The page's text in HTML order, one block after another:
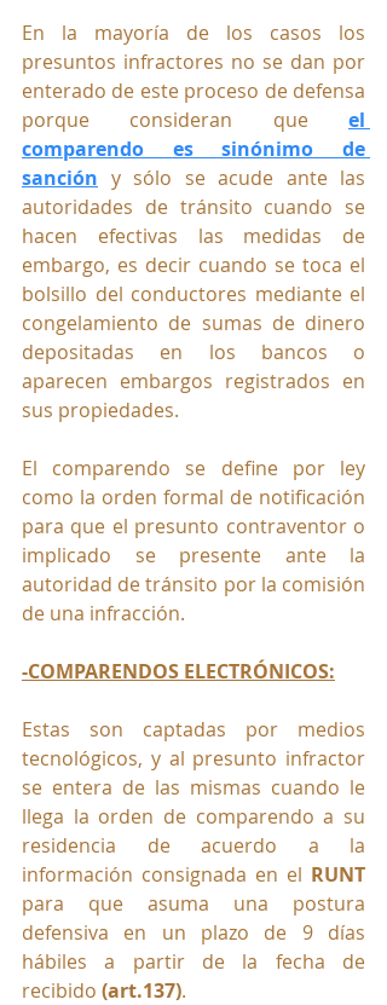
En la mayoría de los casos los
presuntos infractores no se dan por
enterado de este proceso de defensa
porque consideran que el
comparendo es sinónimo de
sanción y sólo se acude ante las
autoridades de tránsito cuando se
hacen efectivas las medidas de
embargo, es decir cuando se toca el
bolsillo del conductores mediante el
congelamiento de sumas de dinero
depositadas en los bancos o
aparecen embargos registrados en
sus propiedades.
El comparendo se define por ley
como la orden formal de notificación
para que el presunto contraventor o
implicado se presente ante la
autoridad de tránsito por la comisión
de una infracción.
-COMPARENDOS ELECTRÓNICOS:
Estas son captadas por medios
tecnológicos, y al presunto infractor
se entera de las mismas cuando le
llega la orden de comparendo a su
residencia de acuerdo a la
información consignada en el
para que asuma una postura
defensiva en un plazo de 9 días
hábiles a partir de la fecha de
recibido (art.137).